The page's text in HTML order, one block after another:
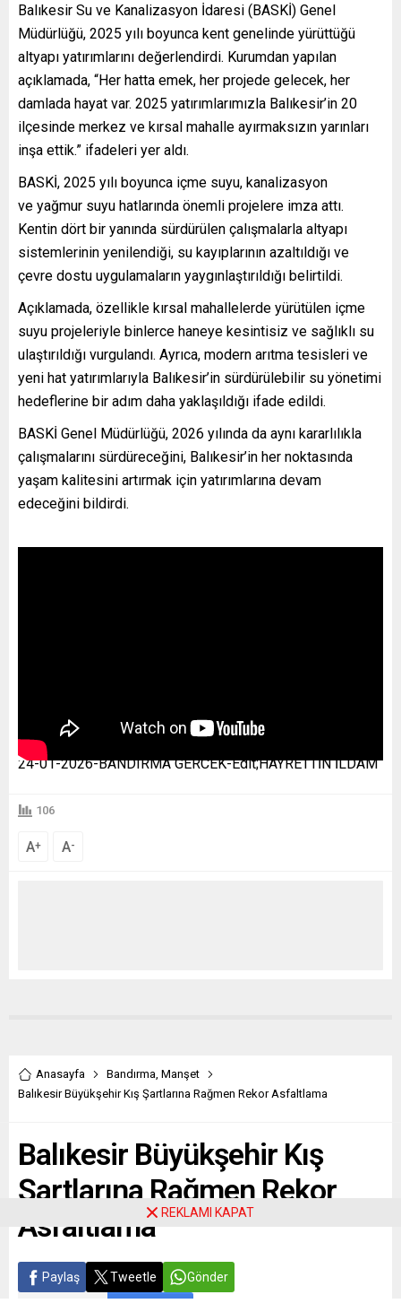
Balıkesir Su ve Kanalizasyon İdaresi (BASKİ) Genel
Müdürlüğü, 2025 yılı boyunca kent genelinde yürüttüğü
altyapı yatırımlarını değerlendirdi. Kurumdan yapılan
açıklamada, “Her hatta emek, her projede gelecek, her
damlada hayat var. 2025 yatırımlarımızla Balıkesir’in 20
ilçesinde merkez ve kırsal mahalle ayırmaksızın yarınları
inşa ettik.” ifadeleri yer aldı.
BASKİ, 2025 yılı boyunca içme suyu, kanalizasyon
ve yağmur suyu hatlarında önemli projelere imza attı.
Kentin dört bir yanında sürdürülen çalışmalarla altyapı
sistemlerinin yenilendiği, su kayıplarının azaltıldığı ve
çevre dostu uygulamaların yaygınlaştırıldığı belirtildi.
Açıklamada, özellikle kırsal mahallelerde yürütülen içme
suyu projeleriyle binlerce haneye kesintisiz ve sağlıklı su
ulaştırıldığı vurgulandı. Ayrıca, modern arıtma tesisleri ve
yeni hat yatırımlarıyla Balıkesir’in sürdürülebilir su yönetimi
hedeflerine bir adım daha yaklaşıldığı ifade edildi.
BASKİ Genel Müdürlüğü, 2026 yılında da aynı kararlılıkla
çalışmalarını sürdüreceğini, Balıkesir’in her noktasında
yaşam kalitesini artırmak için yatırımlarına devam
edeceğini bildirdi.
24-01-2026-BANDIRMA GERCEK-Edit;HAYRETTİN İLDAM
106
A+ A-
Anasayfa Bandırma Manşet
Balıkesir Büyükşehir Kış Şartlarına Rağmen Rekor Asfaltlama
Balıkesir Büyükşehir Kış
Şartlarına Rağmen Rekor
Asfaltlama
Paylaş Tweetle Gönder
REKLAMI KAPAT